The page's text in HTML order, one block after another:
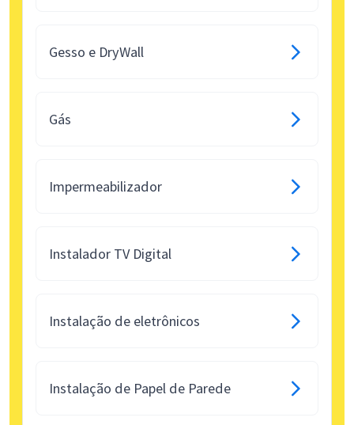
Gesso e DryWall
Gás
Impermeabilizador
Instalador TV Digital
Instalação de eletrônicos
Instalação de Papel de Parede